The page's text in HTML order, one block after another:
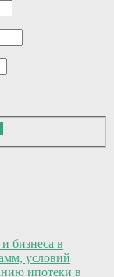
бизнеса в
условий
ипотеки в